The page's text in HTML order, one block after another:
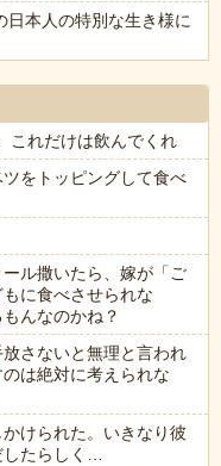
日本人の特別な生き様に
これだけは飲んでくれ
をトッピングして食べ
ル撒いたら、嫁が「ご
に食べさせられな
んなのかね？
さないと無理と言われ
は絶対に考えられな
けられた。いきなり彼
したらしく…